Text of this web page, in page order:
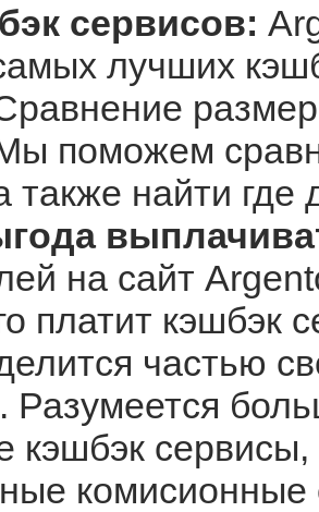
сервисов:
лучших
поможем
также найти
на сайт
платит кэшбэк
частью
Разумеется
кэшбэк
комисионные